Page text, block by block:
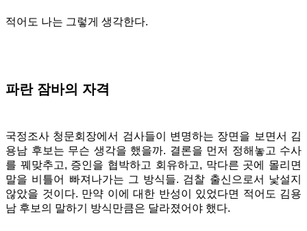
적어도 나는 그렇게 생각한다.
파란 잠바의 자격
국정조사 청문회장에서 검사들이 변명하는 장면을 보면서 김
용남 후보는 무슨 생각을 했을까. 결론을 먼저 정해놓고 수사
를 꿰맞추고, 증인을 협박하고 회유하고, 막다른 곳에 몰리면
말을 비틀어 빠져나가는 그 방식들. 검찰 출신으로서 낯설지
않았을 것이다. 만약 이에 대한 반성이 있었다면 적어도 김용
남 후보의 말하기 방식만큼은 달라졌어야 했다.